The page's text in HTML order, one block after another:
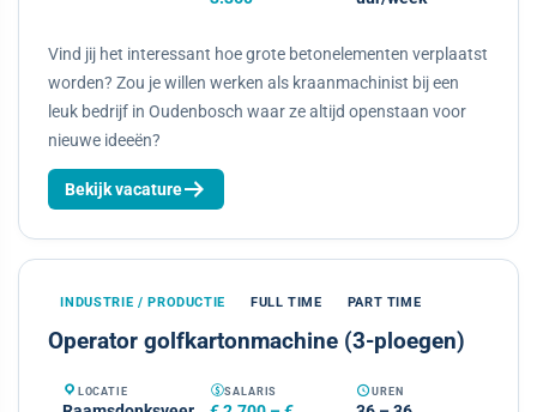
Vind jij het interessant hoe grote betonelementen verplaatst
worden? Zou je willen werken als kraanmachinist bij een
leuk bedrijf in Oudenbosch waar ze altijd openstaan voor
nieuwe ideeën?
Bekijk vacature
INDUSTRIE / PRODUCTIE FULL TIME PART TIME
Operator golfkartonmachine (3-ploegen)
LOCATIE SALARIS UREN